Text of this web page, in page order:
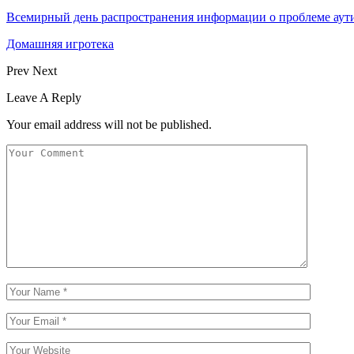
Всемирный день распространения информации о проблеме
Домашняя игротека
Prev Next
Leave A Reply
Your email address will not be published.